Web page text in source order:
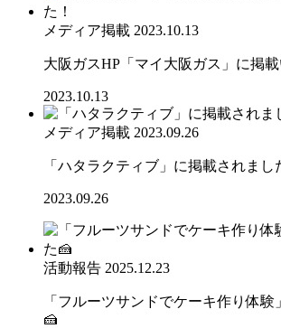
メディア掲載 2023.10.13
大阪ガスHP「マイ大阪ガス」に掲載
2023.10.13
メディア掲載 2023.09.26
「ハタラクティブ」に掲載されまし
2023.09.26
活動報告 2025.12.23
「フルーツサンドでケーキ作り体
🍰